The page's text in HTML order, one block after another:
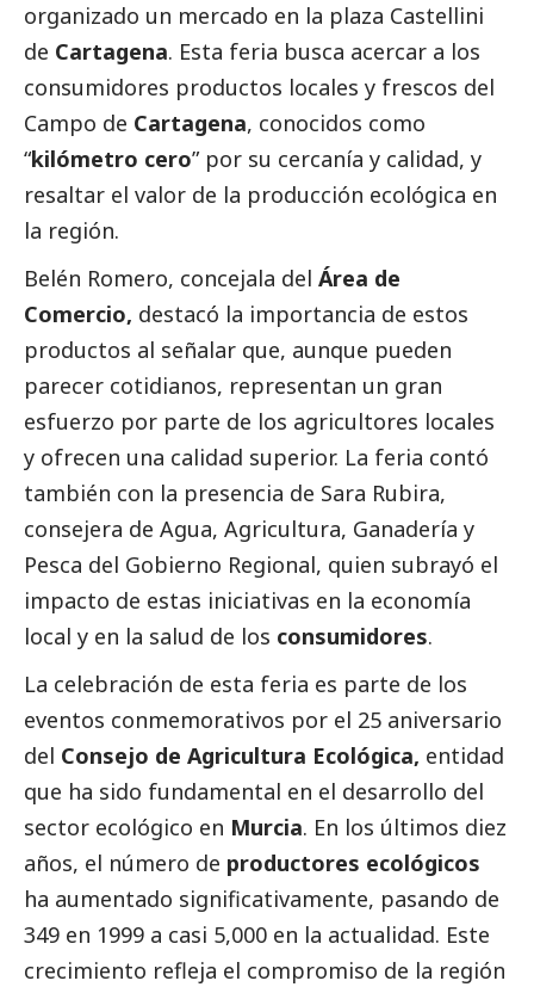
organizado un mercado en la plaza Castellini
de Cartagena. Esta feria busca acercar a los
consumidores productos locales y frescos del
Campo de Cartagena, conocidos como
“kilómetro cero” por su cercanía y calidad, y
resaltar el valor de la producción ecológica en
la región.
Belén Romero, concejala del Área de
Comercio, destacó la importancia de estos
productos al señalar que, aunque pueden
parecer cotidianos, representan un gran
esfuerzo por parte de los agricultores locales
y ofrecen una calidad superior. La feria contó
también con la presencia de Sara Rubira,
consejera de Agua, Agricultura, Ganadería y
Pesca del Gobierno Regional, quien subrayó el
impacto de estas iniciativas en la economía
local y en la salud de los consumidores.
La celebración de esta feria es parte de los
eventos conmemorativos por el 25 aniversario
del Consejo de Agricultura Ecológica, entidad
que ha sido fundamental en el desarrollo del
sector ecológico en Murcia. En los últimos diez
años, el número de productores ecológicos
ha aumentado significativamente, pasando de
349 en 1999 a casi 5,000 en la actualidad. Este
crecimiento refleja el compromiso de la región